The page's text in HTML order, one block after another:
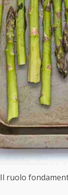
Il ruolo